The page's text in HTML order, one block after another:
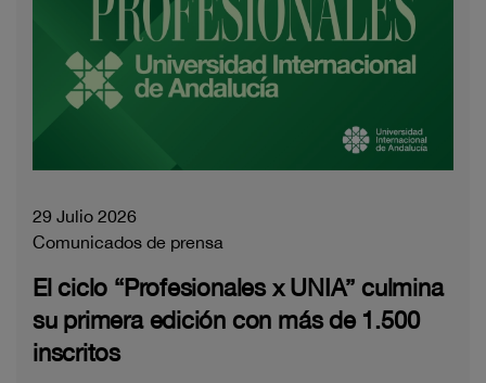
29 Julio 2026
Comunicados de prensa
El ciclo “Profesionales x UNIA” culmina
su primera edición con más de 1.500
inscritos